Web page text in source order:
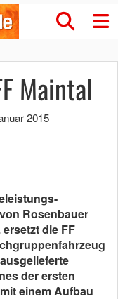
Maintal
2015
Rosenbauer
ersetzt die FF
der ersten
einem Aufbau